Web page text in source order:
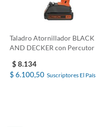
Taladro Atornillador BLACK
AND DECKER con Percutor
$ 8.134
$ 6.100,50 Suscriptores El País